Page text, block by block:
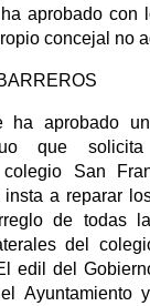
aprobado con
concejal no
ha aprobado
que
colegio San
insta a reparar
de todas
del
edil del
Ayuntamiento